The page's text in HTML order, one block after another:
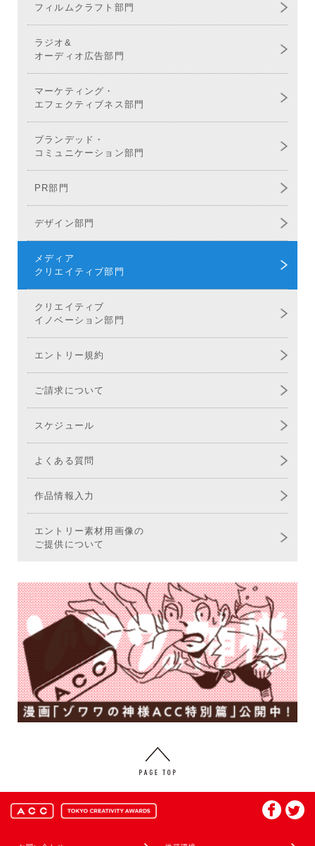
フィルムクラフト部門
ラジオ&
オーディオ広告部門
マーケティング・
エフェクティブネス部門
ブランデッド・
コミュニケーション部門
PR部門
デザイン部門
メディア
クリエイティブ部門
クリエイティブ
イノベーション部門
エントリー規約
ご請求について
スケジュール
よくある質問
作品情報入力
エントリー素材用画像の
ご提供について